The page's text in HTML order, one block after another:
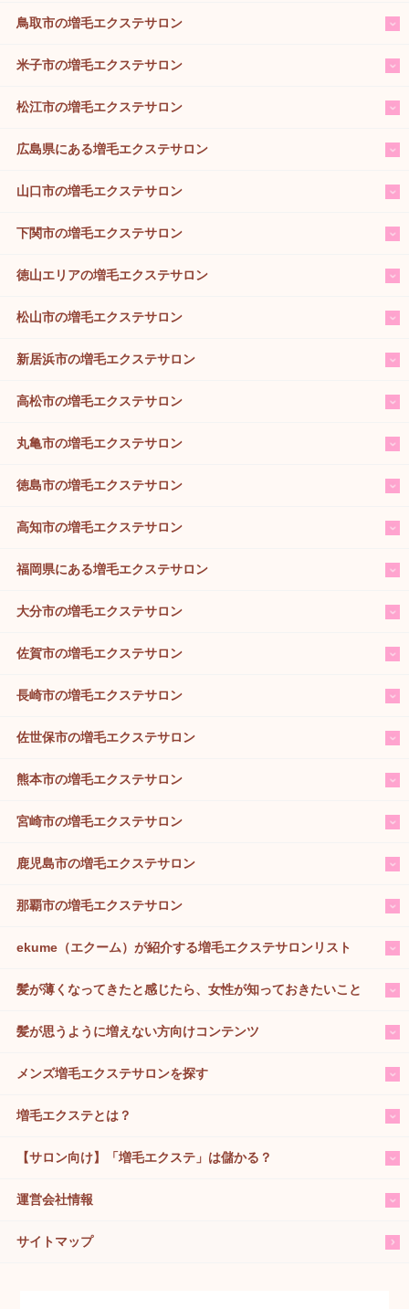
鳥取市の増毛エクステサロン
米子市の増毛エクステサロン
松江市の増毛エクステサロン
広島県にある増毛エクステサロン
山口市の増毛エクステサロン
下関市の増毛エクステサロン
徳山エリアの増毛エクステサロン
松山市の増毛エクステサロン
新居浜市の増毛エクステサロン
高松市の増毛エクステサロン
丸亀市の増毛エクステサロン
徳島市の増毛エクステサロン
高知市の増毛エクステサロン
福岡県にある増毛エクステサロン
大分市の増毛エクステサロン
佐賀市の増毛エクステサロン
長崎市の増毛エクステサロン
佐世保市の増毛エクステサロン
熊本市の増毛エクステサロン
宮崎市の増毛エクステサロン
鹿児島市の増毛エクステサロン
那覇市の増毛エクステサロン
ekume（エクーム）が紹介する増毛エクステサロンリスト
髪が薄くなってきたと感じたら、女性が知っておきたいこと
髪が思うように増えない方向けコンテンツ
メンズ増毛エクステサロンを探す
増毛エクステとは？
【サロン向け】「増毛エクステ」は儲かる？
運営会社情報
サイトマップ